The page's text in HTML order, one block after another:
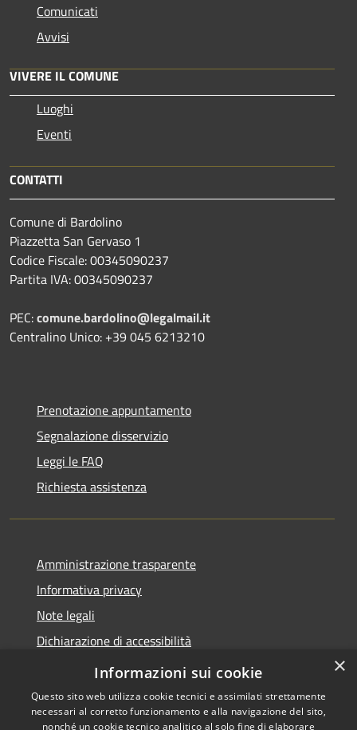
Comunicati
Avvisi
VIVERE IL COMUNE
Luoghi
Eventi
CONTATTI
Comune di Bardolino
Piazzetta San Gervaso 1
Codice Fiscale: 00345090237
Partita IVA: 00345090237
PEC:comune.bardolino@legalmail.it
Centralino Unico: +39 045 6213210
Prenotazione appuntamento
Segnalazione disservizio
Leggi le FAQ
Richiesta assistenza
Amministrazione trasparente
Informativa privacy
Note legali
Dichiarazione di accessibilità
Link app municipium
×
Informazioni sui cookie
Questo sito web utilizza cookie tecnici e assimilati strettamente
necessari al corretto funzionamento e alla navigazione del sito,
nonché un cookie tecnico analitico al solo fine di elaborare